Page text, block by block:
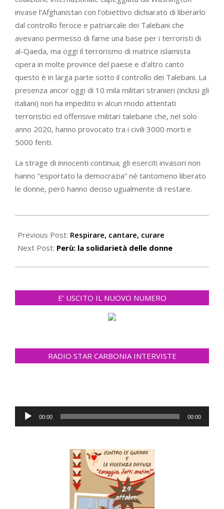
invase l’Afghanistan con l’obiettivo dichiarato di liberarlo
dal controllo feroce e patriarcale dei Talebani che
avevano permesso di farne una base per i terroristi di
al-Qaeda, ma oggi il terrorismo di matrice islamista
opera in molte province del paese e d’altro canto
questo è in larga parte sotto il controllo dei Talebani. La
presenza ancor oggi di 10 mila militari stranieri (inclusi gli
italiani) non ha impedito in alcun modo attentati
terroristici ed offensive militari talebane che, nel solo
anno 2020, hanno provocato tra i civili 3000 morti e
5000 feriti.
La strage di innocenti continua; gli eserciti invasori non
hanno “esportato la democrazia” né tantomeno liberato
le donne, però hanno deciso ugualmente di restare.
02-
23
Previous Post: Respirare, cantare, curare
Next Post: Perù: la solidarietà delle donne
E’ USCITO IL NUOVO NUMERO
RADIO STAR CARBONIA INTERVISTE
Audio
Player
00:00 00:00